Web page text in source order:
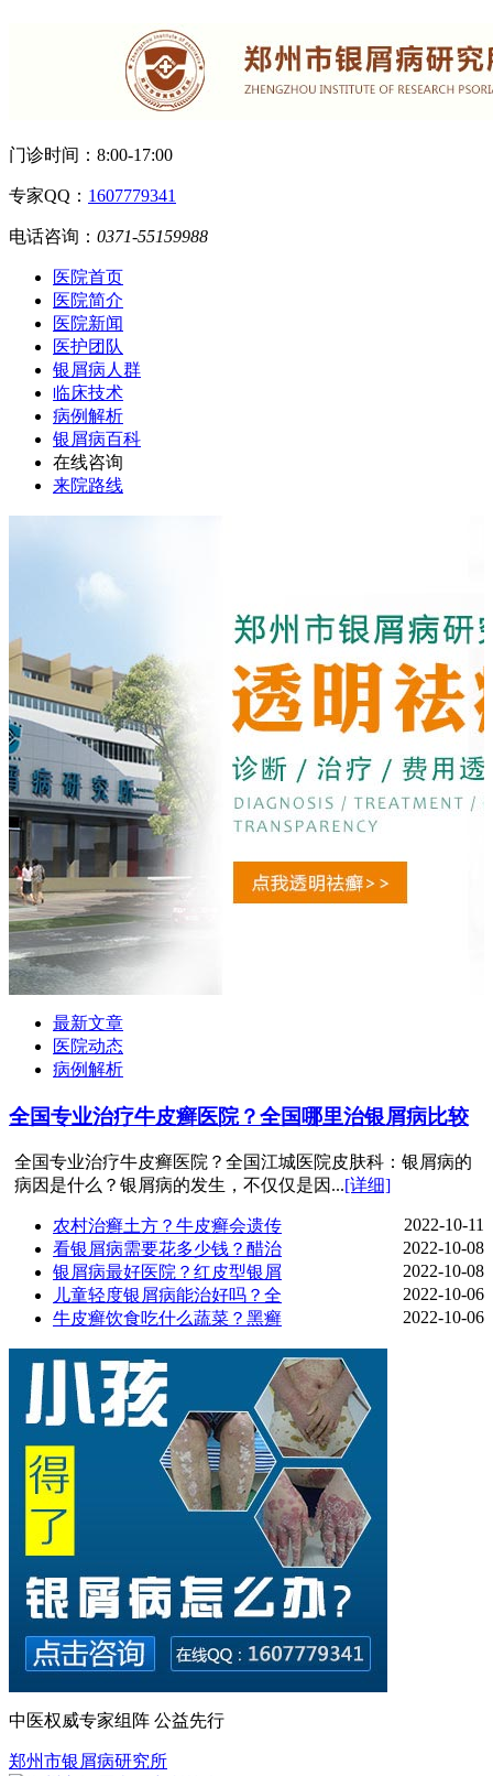
门诊时间： 8:00-17:00
专家QQ： 1607779341
电话咨询： 0371-55159988
医院首页
医院简介
医院新闻
医护团队
银屑病人群
临床技术
病例解析
银屑病百科
在线咨询
来院路线
最新文章
医院动态
病例解析
全国专业治疗牛皮癣医院？全国哪里治银屑病比较
全国专业治疗牛皮癣医院？全国江城医院皮肤科：银屑病的
病因是什么？银屑病的发生，不仅仅是因...[详细]
农村治癣土方？牛皮癣会遗传
2022-10-11
看银屑病需要花多少钱？醋治
2022-10-08
银屑病最好医院？红皮型银屑
2022-10-08
儿童轻度银屑病能治好吗？全
2022-10-06
牛皮癣饮食吃什么蔬菜？黑癣
2022-10-06
中医权威专家组阵 公益先行
郑州市银屑病研究所